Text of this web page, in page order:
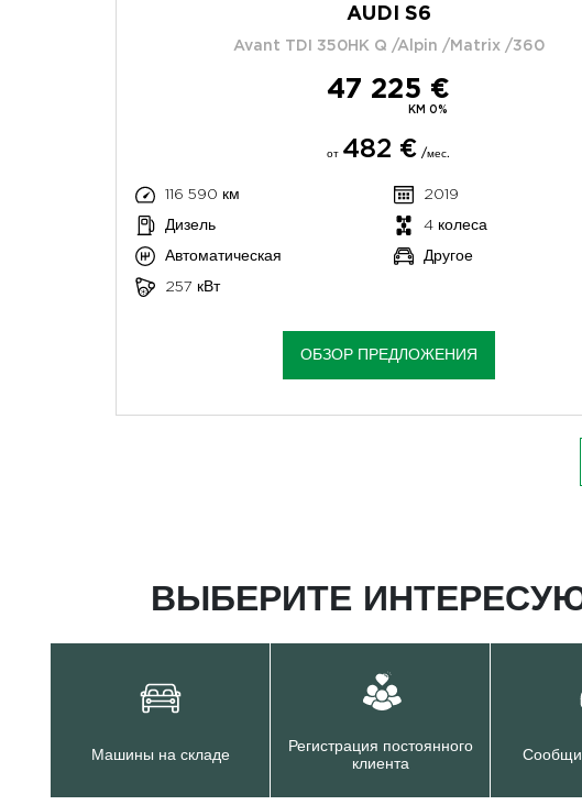
AUDI S6
Avant TDI 350HK Q /Alpin /Matrix /360
47 225 €
KM 0%
от 482 € /мес.
116 590 км
2019
Дизель
4 колеса
Автоматическая
Другое
257 кВт
ОБЗОР ПРЕДЛОЖЕНИЯ
ВЫБЕРИТЕ
Машины на складе
Регистрация постоянного
клиента